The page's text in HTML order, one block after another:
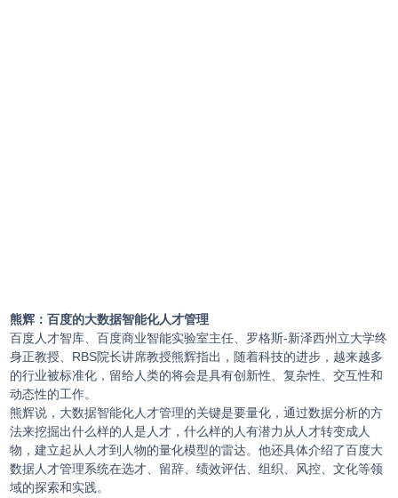
熊辉：百度的大数据智能化人才管理
百度人才智库、百度商业智能实验室主任、罗格斯-新泽西州立大学终
身正教授、RBS院长讲席教授熊辉指出，随着科技的进步，越来越多
的行业被标准化，留给人类的将会是具有创新性、复杂性、交互性和
动态性的工作。
熊辉说，大数据智能化人才管理的关键是要量化，通过数据分析的方
法来挖掘出什么样的人是人才，什么样的人有潜力从人才转变成人
物，建立起从人才到人物的量化模型的雷达。他还具体介绍了百度大
数据人才管理系统在选才、留辞、绩效评估、组织、风控、文化等领
域的探索和实践。